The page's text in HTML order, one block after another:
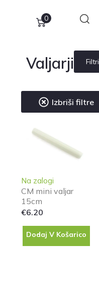
0
Valjarji Filtri
Izbriši filtre
Na zalogi
CM mini valjar
15cm
€6.20
Dodaj V Košarico